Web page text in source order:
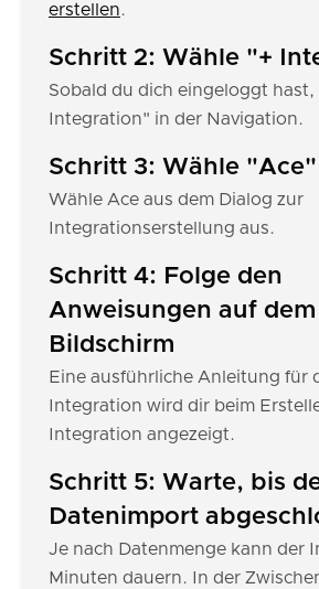
erstellen.
Schritt 2: Wähle "+
Sobald du dich eingeloggt hast,
Integration" in der Navigation.
Schritt 3: Wähle "Ace"
Wähle Ace aus dem Dialog zur
Integrationserstellung aus.
Schritt 4: Folge den
Anweisungen auf dem
Bildschirm
Eine ausführliche Anleitung für
Integration wird dir beim
Integration angezeigt.
Schritt 5: Warte, bis
Datenimport
Je nach Datenmenge kann der
Minuten dauern. In der